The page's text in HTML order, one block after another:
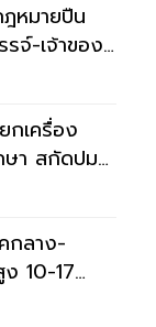
หมายปืน
จ์-เจ้าของ
กเครื่อง
า สกัดปม
กลาง-
ง 10-17